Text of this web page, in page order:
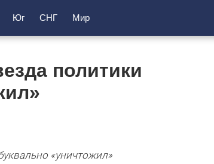
Юг СНГ Мир
политики
«уничтожил»